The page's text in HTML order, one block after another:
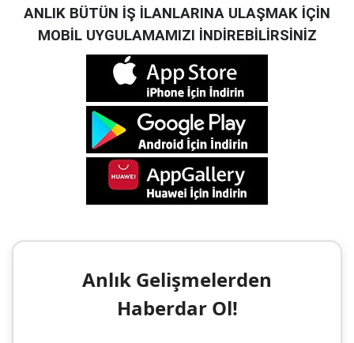
ANLIK BÜTÜN İŞ İLANLARINA ULAŞMAK İÇİN
MOBİL UYGULAMAMIZI İNDİREBİLİRSİNİZ
Anlık Gelişmelerden
Haberdar Ol!